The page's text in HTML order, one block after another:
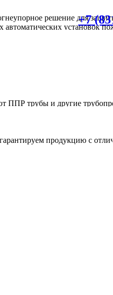
+7
решение для
автоматических установок
проекта важно учитывать
трубы и другие
лет, обеспечивают
фитинги не нуждаются в
продукцию с